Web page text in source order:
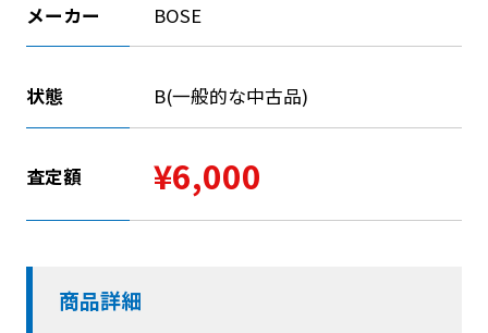
メーカー BOSE
状態 B(一般的な中古品)
査定額 ¥6,000
商品詳細